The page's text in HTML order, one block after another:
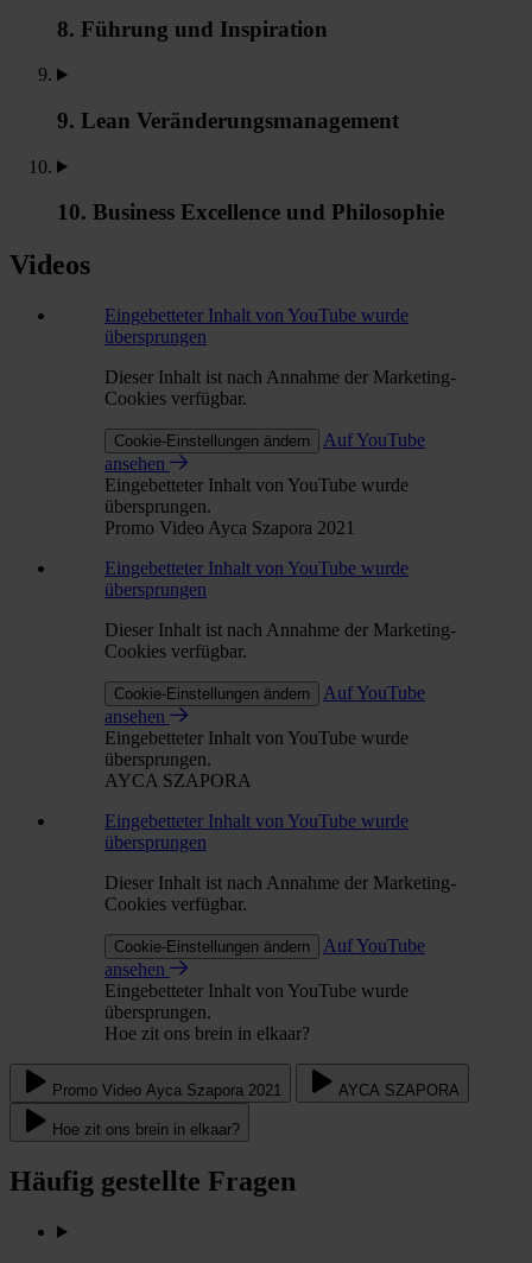
8. Führung und Inspiration
9. Lean Veränderungsmanagement
10. Business Excellence und Philosophie
Videos
Eingebetteter Inhalt von YouTube wurde
übersprungen
Dieser Inhalt ist nach Annahme der Marketing-
Cookies verfügbar.
Cookie-Einstellungen ändern
Auf YouTube
ansehen
Eingebetteter Inhalt von YouTube wurde
übersprungen.
Promo Video Ayca Szapora 2021
Eingebetteter Inhalt von YouTube wurde
übersprungen
Dieser Inhalt ist nach Annahme der Marketing-
Cookies verfügbar.
Cookie-Einstellungen ändern
Auf YouTube
ansehen
Eingebetteter Inhalt von YouTube wurde
übersprungen.
AYCA SZAPORA
Eingebetteter Inhalt von YouTube wurde
übersprungen
Dieser Inhalt ist nach Annahme der Marketing-
Cookies verfügbar.
Cookie-Einstellungen ändern
Auf YouTube
ansehen
Eingebetteter Inhalt von YouTube wurde
übersprungen.
Hoe zit ons brein in elkaar?
Promo Video Ayca Szapora 2021 AYCA SZAPORA
Hoe zit ons brein in elkaar?
Häufig gestellte Fragen